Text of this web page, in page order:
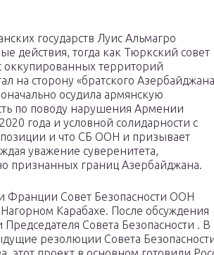
государств Луис Альмагро
действия, тогда как Тюркский совет
оккупированных территорий
на сторону «братского
осудила армянскую
по поводу нарушения Армении
года и условной солидарности с
и что СБ ООН и призывает
уважение суверенитета,
признанных границ Азербайджана.
Франции Совет Безопасности ООН
Карабахе. После обсуждения
Совета Безопасности . В
резолюции Совета